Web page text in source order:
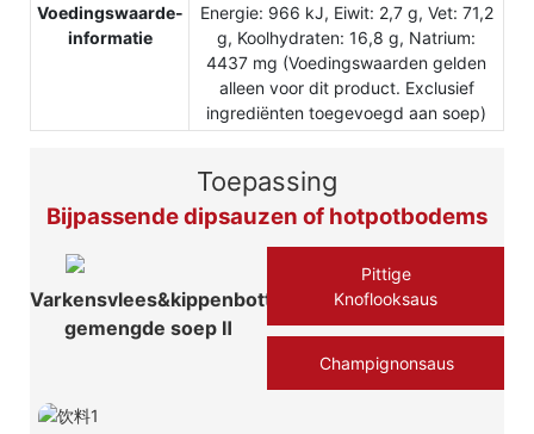
Voedingswaarde-
informatie
Energie: 966 kJ, Eiwit: 2,7 g, Vet: 71,2
g, Koolhydraten: 16,8 g, Natrium:
4437 mg (Voedingswaarden gelden
alleen voor dit product. Exclusief
ingrediënten toegevoegd aan soep)
Toepassing
Bijpassende dipsauzen of hotpotbodems
Varkensvlees&kippenbotten
gemengde soep Ⅱ
Pittige
Knoflooksaus
Champignonsaus